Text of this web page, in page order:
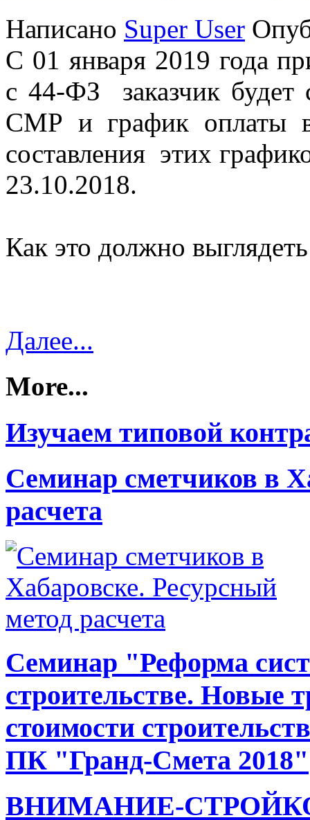
Написано Super User
С 01 января 2019 года
с 44-ФЗ заказчик будет
СМР и график оплаты
составления этих
23.10.2018.
Как это должно
Далее...
More...
Изучаем типовой
Семинар сметчиков в
расчета
Семинар "Реформа
строительстве. Новые
стоимости
ПК "Гранд-Смета 2018"
ВНИМАНИЕ-